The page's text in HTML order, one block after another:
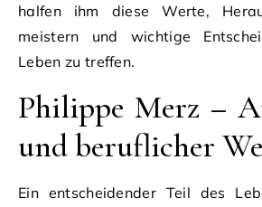
halfen ihm diese Werte,
meistern und wichtige
Leben zu treffen.
Philippe Merz –
und beruflicher
Ein entscheidender Teil des